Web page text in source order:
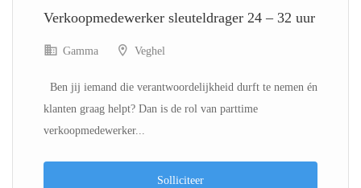
Verkoopmedewerker sleuteldrager 24 – 32 uur
Gamma Veghel
Ben jij iemand die verantwoordelijkheid durft te nemen én
klanten graag helpt? Dan is de rol van parttime
verkoopmedewerker...
Solliciteer